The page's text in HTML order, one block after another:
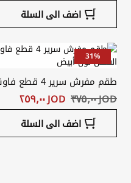
اضف الى السلة
31%
طقم مفرش سرير
القطن لون أبيض
JOD ‏٢٥٩٫٠٠ JOD ‏٣٧٥٫٠٠
اضف الى السلة